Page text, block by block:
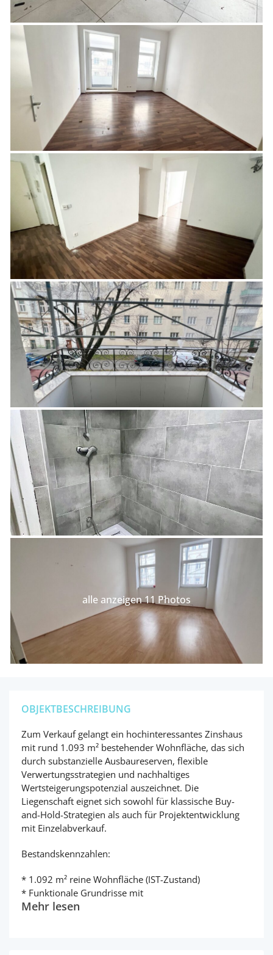
alle anzeigen 11 Photos
OBJEKTBESCHREIBUNG
Zum Verkauf gelangt ein hochinteressantes Zinshaus
mit rund 1.093 m² bestehender Wohnfläche, das sich
durch substanzielle Ausbaureserven, flexible
Verwertungsstrategien und nachhaltiges
Wertsteigerungspotenzial auszeichnet. Die
Liegenschaft eignet sich sowohl für klassische Buy-
and-Hold-Strategien als auch für Projektentwicklung
mit Einzelabverkauf.
Bestandskennzahlen:
* 1.092 m² reine Wohnfläche (IST-Zustand)
* Funktionale Grundrisse mit
Mehr lesen